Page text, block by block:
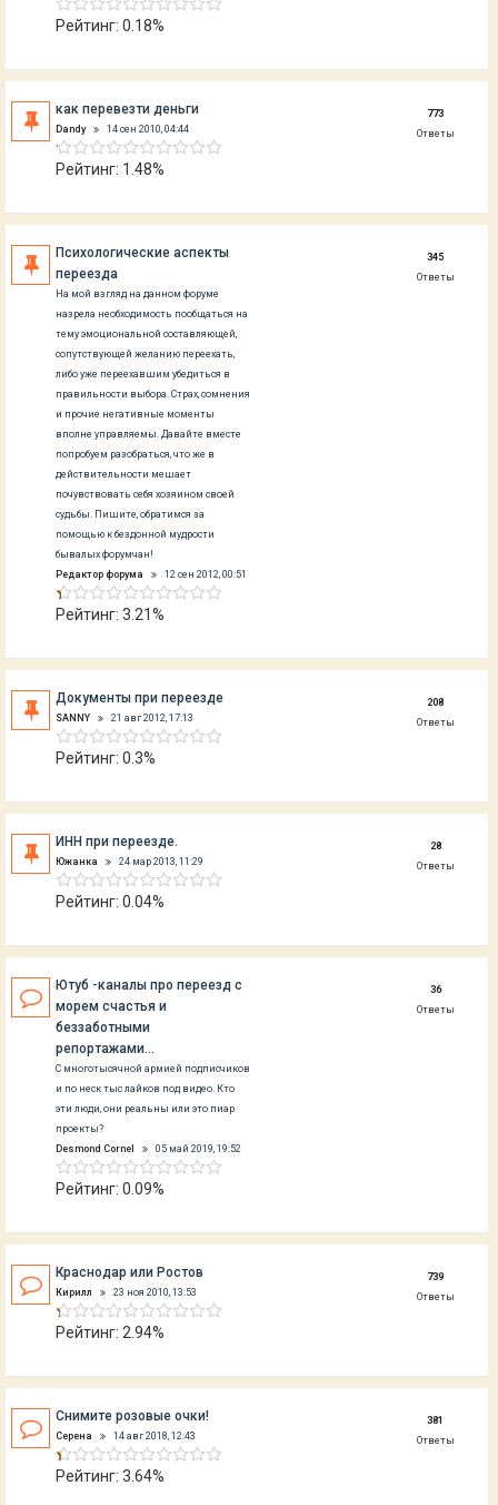
Рейтинг: 0.18%
как перевезти деньги
Dandy 14 сен 2010, 04:44
Рейтинг: 1.48%
773
Ответы
Психологические аспекты
переезда
На мой взгляд на данном форуме
назрела необходимость пообщаться на
тему эмоциональной составляющей,
сопутствующей желанию переехать,
либо уже переехавшим убедиться в
правильности выбора. Страх, сомнения
и прочие негативные моменты
вполне управляемы. Давайте вместе
попробуем разобраться, что же в
действительности мешает
почувствовать себя хозяином своей
судьбы. Пишите, обратимся за
помощью к бездонной мудрости
бывалых форумчан!
Редактор форума
12 сен 2012, 00:51
Рейтинг: 3.21%
345
Ответы
Документы при переезде
SANNY 21 авг 2012, 17:13
Рейтинг: 0.3%
208
Ответы
ИНН при переезде.
Южанка 24 мар 2013, 11:29
Рейтинг: 0.04%
28
Ответы
Ютуб -каналы про переезд с
морем счастья и
беззаботными
репортажами...
С многотысячной армией подписчиков
и по неск тыс лайков под видео. Кто
эти люди, они реальны или это пиар
проекты?
Desmond Cornel
05 май 2019, 19:52
Рейтинг: 0.09%
36
Ответы
Краснодар или Ростов
Кирилл 23 ноя 2010, 13:53
Рейтинг: 2.94%
739
Ответы
Снимите розовые очки!
Серена 14 авг 2018, 12:43
Рейтинг: 3.64%
381
Ответы